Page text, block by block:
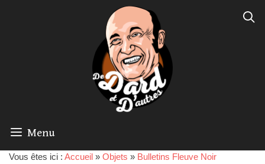
Menu
Vous êtes ici : Accueil » Objets » Bulletins Fleuve Noir